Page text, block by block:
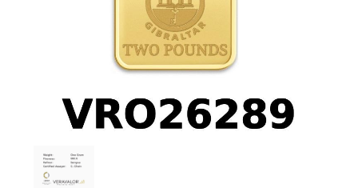
produit